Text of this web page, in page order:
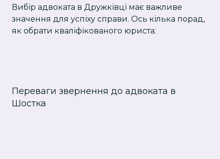
Вибір адвоката в Дружківці має важливе
значення для успіху справи. Ось кілька порад,
як обрати кваліфікованого юриста:
Переваги звернення до адвоката в
Шостка